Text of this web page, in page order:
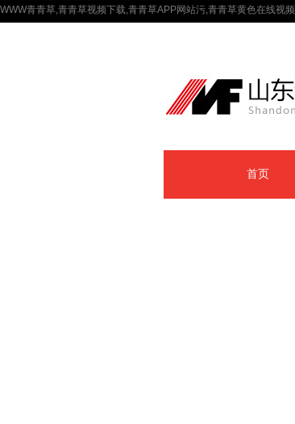
WWW青青草,青青草视频下载,青青草APP网站污,青青草黄色在线视频
首页